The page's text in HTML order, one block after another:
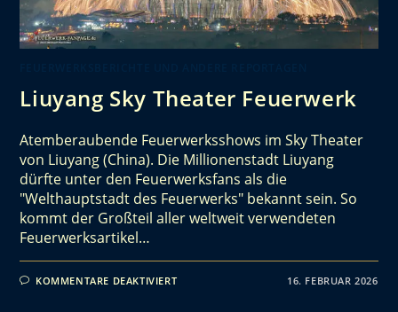
Liuyang Sky Theater Feuerwerk
Atemberaubende Feuerwerksshows im Sky Theater
von Liuyang (China). Die Millionenstadt Liuyang
dürfte unter den Feuerwerksfans als die
"Welthauptstadt des Feuerwerks" bekannt sein. So
kommt der Großteil aller weltweit verwendeten
Feuerwerksartikel…
KOMMENTARE DEAKTIVIERT 16. FEBRUAR 2026